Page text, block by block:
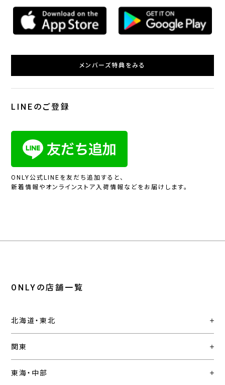
メンバーズ特典をみる
LINEのご登録
ONLY公式LINEを友だち追加すると、
新着情報やオンラインストア入荷情報などをお届けします。
ONLYの店舗一覧
北海道・東北
関東
東海・中部